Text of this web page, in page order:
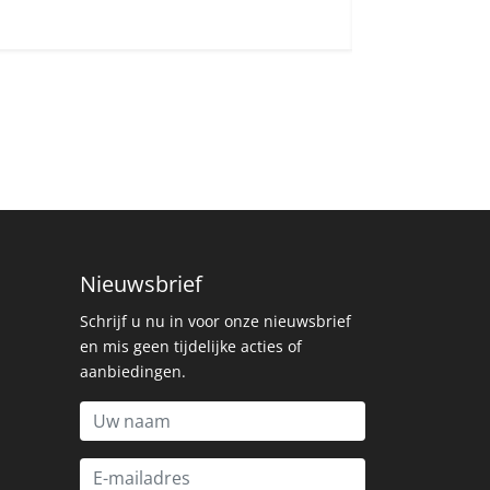
Nieuwsbrief
Schrijf u nu in voor onze nieuwsbrief
en mis geen tijdelijke acties of
aanbiedingen.